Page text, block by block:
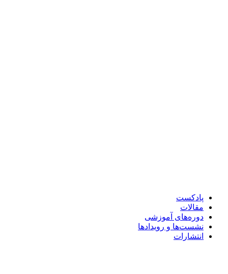
پادکست
مقالات
دوره‌های آموزشی
نشست‌ها و رویدادها
انتشارات